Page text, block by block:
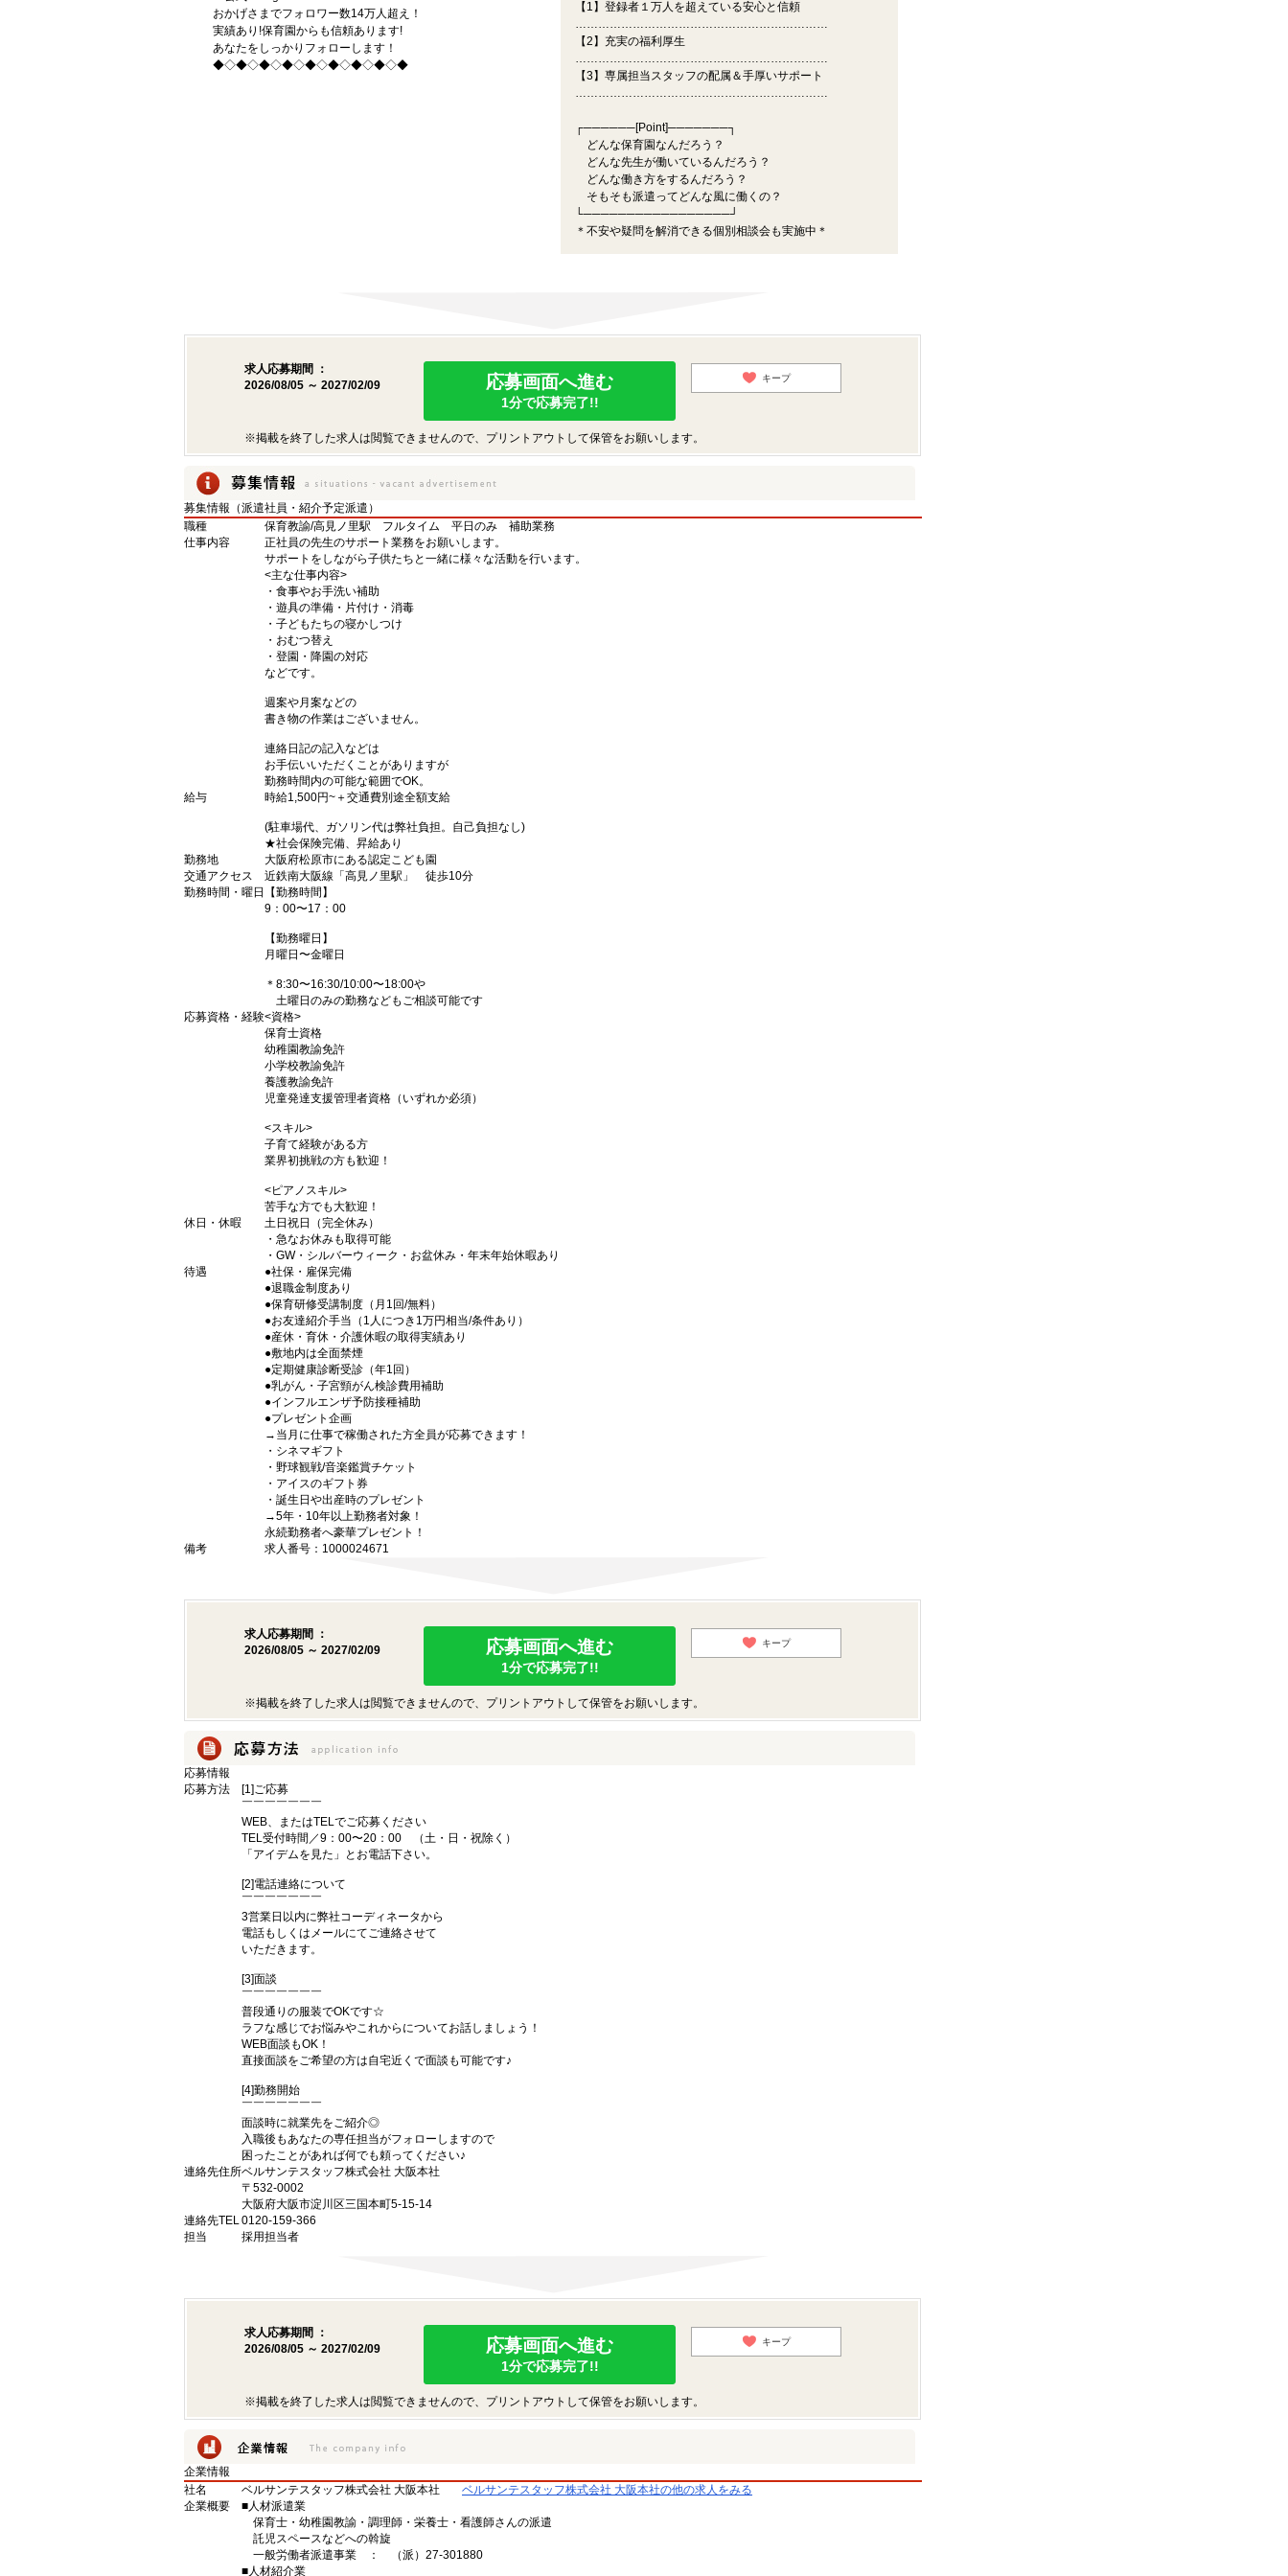
おかげさまでフォロワー数14万人超え！
実績あり!保育園からも信頼あります!
あなたをしっかりフォローします！
◆◇◆◇◆◇◆◇◆◇◆◇◆◇◆◇◆
【1】登録者１万人を超えている安心と信頼
…………………………………………………………
【2】充実の福利厚生
…………………………………………………………
【3】専属担当スタッフの配属＆手厚いサポート
…………………………………………………………
┌──────[Point]───────┐
どんな保育園なんだろう？
どんな先生が働いているんだろう？
どんな働き方をするんだろう？
そもそも派遣ってどんな風に働くの？
└─────────────────┘
＊不安や疑問を解消できる個別相談会も実施中＊
求人応募期間 ：
2026/08/05 ～ 2027/02/09
応募画面へ進む
1分で応募完了!!
キープ
※掲載を終了した求人は閲覧できませんので、プリントアウトして保管をお願いします。
募集情報（派遣社員・紹介予定派遣）
職種
保育教諭/高見ノ里駅 フルタイム 平日のみ 補助業務
仕事内容
正社員の先生のサポート業務をお願いします。
サポートをしながら子供たちと一緒に様々な活動を行います。
<主な仕事内容>
・食事やお手洗い補助
・遊具の準備・片付け・消毒
・子どもたちの寝かしつけ
・おむつ替え
・登園・降園の対応
などです。
週案や月案などの
書き物の作業はございません。
連絡日記の記入などは
お手伝いいただくことがありますが
勤務時間内の可能な範囲でOK。
給与
時給1,500円~＋交通費別途全額支給
(駐車場代、ガソリン代は弊社負担。自己負担なし)
★社会保険完備、昇給あり
勤務地
大阪府松原市にある認定こども園
交通アクセス
近鉄南大阪線「高見ノ里駅」 徒歩10分
勤務時間・曜日
【勤務時間】
9：00〜17：00
【勤務曜日】
月曜日〜金曜日
＊8:30〜16:30/10:00〜18:00や
土曜日のみの勤務などもご相談可能です
応募資格・経験<資格>
保育士資格
幼稚園教諭免許
小学校教諭免許
養護教諭免許
児童発達支援管理者資格（いずれか必須）
<スキル>
子育て経験がある方
業界初挑戦の方も歓迎！
<ピアノスキル>
苦手な方でも大歓迎！
休日・休暇
土日祝日（完全休み）
・急なお休みも取得可能
・GW・シルバーウィーク・お盆休み・年末年始休暇あり
待遇
●社保・雇保完備
●退職金制度あり
●保育研修受講制度（月1回/無料）
●お友達紹介手当（1人につき1万円相当/条件あり）
●産休・育休・介護休暇の取得実績あり
●敷地内は全面禁煙
●定期健康診断受診（年1回）
●乳がん・子宮頸がん検診費用補助
●インフルエンザ予防接種補助
●プレゼント企画
→当月に仕事で稼働された方全員が応募できます！
・シネマギフト
・野球観戦/音楽鑑賞チケット
・アイスのギフト券
・誕生日や出産時のプレゼント
→5年・10年以上勤務者対象！
永続勤務者へ豪華プレゼント！
備考
求人番号：1000024671
求人応募期間 ：
2026/08/05 ～ 2027/02/09
応募画面へ進む
1分で応募完了!!
キープ
※掲載を終了した求人は閲覧できませんので、プリントアウトして保管をお願いします。
応募情報
応募方法
[1]ご応募
￣￣￣￣￣￣￣
WEB、またはTELでご応募ください
TEL受付時間／9：00〜20：00 （土・日・祝除く）
「アイデムを見た」とお電話下さい。
[2]電話連絡について
￣￣￣￣￣￣￣
3営業日以内に弊社コーディネータから
電話もしくはメールにてご連絡させて
いただきます。
[3]面談
￣￣￣￣￣￣￣
普段通りの服装でOKです☆
ラフな感じでお悩みやこれからについてお話しましょう！
WEB面談もOK！
直接面談をご希望の方は自宅近くで面談も可能です♪
[4]勤務開始
￣￣￣￣￣￣￣
面談時に就業先をご紹介◎
入職後もあなたの専任担当がフォローしますので
困ったことがあれば何でも頼ってください♪
連絡先住所ベルサンテスタッフ株式会社 大阪本社
〒532-0002
大阪府大阪市淀川区三国本町5-15-14
連絡先TEL0120-159-366
担当
採用担当者
求人応募期間 ：
2026/08/05 ～ 2027/02/09
応募画面へ進む
1分で応募完了!!
キープ
※掲載を終了した求人は閲覧できませんので、プリントアウトして保管をお願いします。
企業情報
社名
ベルサンテスタッフ株式会社 大阪本社
ベルサンテスタッフ株式会社 大阪本社の他の求人をみる
企業概要
■人材派遣業
保育士・幼稚園教諭・調理師・栄養士・看護師さんの派遣
託児スペースなどへの斡旋
一般労働者派遣事業 ： （派）27-301880
■人材紹介業